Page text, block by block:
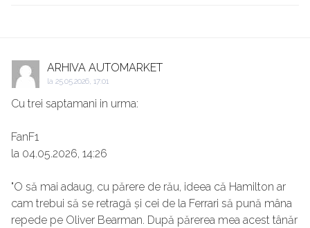
ARHIVA AUTOMARKET
la 25.05.2026, 17:01
Cu trei saptamani in urma:
FanF1
la 04.05.2026, 14:26
"O să mai adaug, cu părere de rău, ideea că Hamilton ar
cam trebui să se retragă și cei de la Ferrari să pună mâna
repede pe Oliver Bearman. După părerea mea acest tânăr